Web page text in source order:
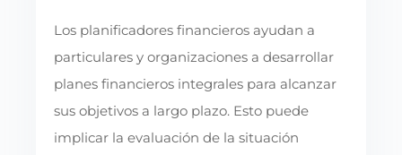
Los planificadores financieros ayudan a
particulares y organizaciones a desarrollar
planes financieros integrales para alcanzar
sus objetivos a largo plazo. Esto puede
implicar la evaluación de la situación